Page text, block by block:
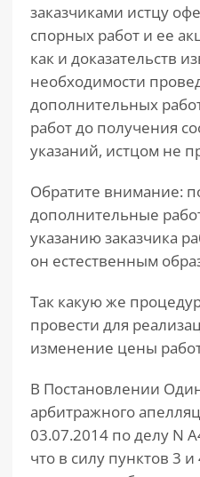
заказчиками истцу
спорных работ и ее
как и доказательств
необходимости
дополнительных
работ до получения
указаний, истцом не
Обратите внимание:
дополнительные
указанию заказчика
он естественным
Так какую же
провести для
изменение цены
В Постановлении
арбитражного
03.07.2014 по делу N
что в силу пунктов 3